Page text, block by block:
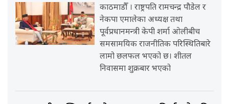
काठमाडौँ । राष्ट्रपति रामचन्द्र पौडेल र
नेकपा एमालेका अध्यक्ष तथा
पूर्वप्रधानमन्त्री केपी शर्मा ओलीबीच
समसामयिक राजनीतिक परिस्थितिबारे
लामो छलफल भएको छ। शीतल
निवासमा शुक्रबार भएको